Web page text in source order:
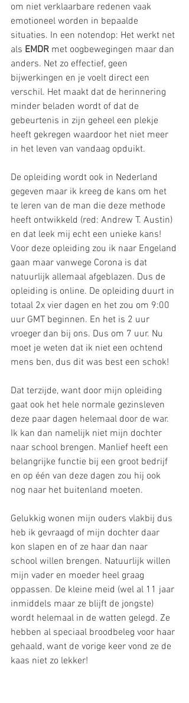
om niet verklaarbare redenen vaak
emotioneel worden in bepaalde
situaties. In een notendop: Het werkt net
als EMDR met oogbewegingen maar dan
anders. Net zo effectief, geen
bijwerkingen en je voelt direct een
verschil. Het maakt dat de herinnering
minder beladen wordt of dat de
gebeurtenis in zijn geheel een plekje
heeft gekregen waardoor het niet meer
in het leven van vandaag opduikt.
De opleiding wordt ook in Nederland
gegeven maar ik kreeg de kans om het
te leren van de man die deze methode
heeft ontwikkeld (red: Andrew T. Austin)
en dat leek mij echt een unieke kans!
Voor deze opleiding zou ik naar Engeland
gaan maar vanwege Corona is dat
natuurlijk allemaal afgeblazen. Dus de
opleiding is online. De opleiding duurt in
totaal 2x vier dagen en het zou om 9:00
uur GMT beginnen. En het is 2 uur
vroeger dan bij ons. Dus om 7 uur. Nu
moet je weten dat ik niet een ochtend
mens ben, dus dit was best een schok!
Dat terzijde, want door mijn opleiding
gaat ook het hele normale gezinsleven
deze paar dagen helemaal door de war.
Ik kan dan namelijk niet mijn dochter
naar school brengen. Manlief heeft een
belangrijke functie bij een groot bedrijf
en op één van deze dagen zou hij ook
nog naar het buitenland moeten.
Gelukkig wonen mijn ouders vlakbij dus
heb ik gevraagd of mijn dochter daar
kon slapen en of ze haar dan naar
school willen brengen. Natuurlijk willen
mijn vader en moeder heel graag
oppassen. De kleine meid (wel al 11 jaar
inmiddels maar ze blijft de jongste)
wordt helemaal in de watten gelegd. Ze
hebben al speciaal broodbeleg voor haar
gehaald, want de vorige keer vond ze de
kaas niet zo lekker!